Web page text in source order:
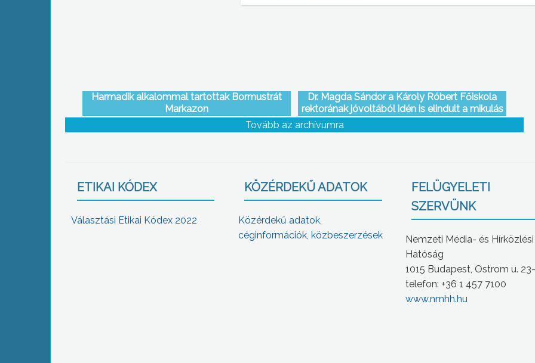
Harmadik alkalommal tartottak Bormustrát
Markazon
Dr. Magda Sándor a Károly Róbert Főiskola
rektorának jóvoltából idén is elindult a mikulás
vonat, amely naponta több mint 100
kisgyermek számára okoz örömet
Tovább az archívumra
ETIKAI KÓDEX
Választási Etikai Kódex 2022
KÖZÉRDEKŰ ADATOK
Közérdekű adatok,
céginformációk, közbeszerzések
FELÜGYELETI
SZERVÜNK
Nemzeti Média- és Hírközlési
Hatóság
1015 Budapest, Ostrom u.
telefon: +36 1 457 7100
www.nmhh.hu